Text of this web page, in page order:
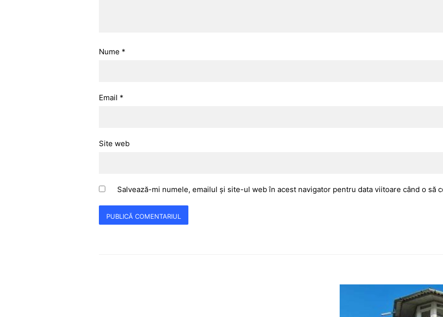
Nume *
Email *
Site web
Salvează-mi numele, emailul și site-ul web în acest navigator pentru data viitoare când o să